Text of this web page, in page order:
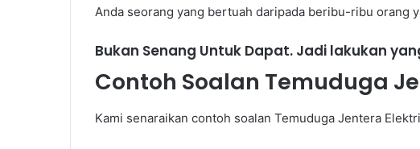
Anda seorang yang bertuah daripada beribu-ribu orang
Bukan Senang Untuk Dapat. Jadi lakukan
Contoh Soalan Temuduga
Kami senaraikan contoh soalan Temuduga Jentera